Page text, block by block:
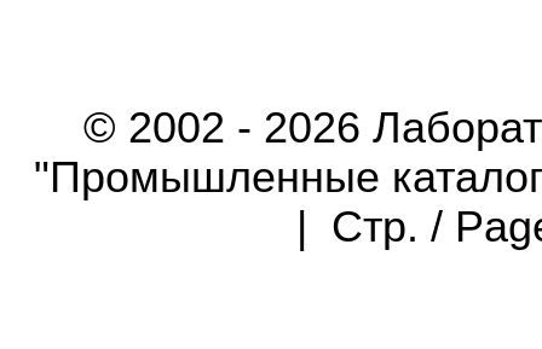
© 2002 - 2026
"Промышленные
| Стр. /